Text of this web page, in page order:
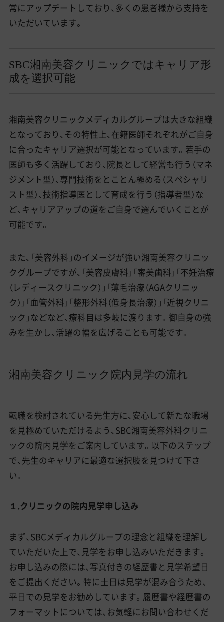
常にアップデートしており、多くの患者様から支持を
いただいています。
SBC湘南美容クリニックではキャリア形
成を選択可能
湘南美容クリニックメディカルグループは大きな組織
となっており、その特性上、在籍医師それぞれがご自身
に合ったキャリア選択が可能となっています。若手の
医師も多く活躍しており、院長として経営も行う（マネ
ジメント型）、専門技術をとことん極める（スペシャリ
スト型）、技術指導医として育成を行う（指導者型）な
ど、キャリアアップの道をご自身で選んでいくことが
可能です。
また、「美容外科」のイメージが強い湘南美容クリニッ
クグループですが、「美容皮膚科」「審美歯科」「不妊治療
（レディースクリニック）」「薄毛治療（AGAクリニッ
ク）」「血管外科」「整形外科（低身長治療）」「近視クリニ
ック」などなど、療科目は多岐に渡ります。御自身の強
みを生かし、活躍の幅を広げることも可能です。
湘南美容クリニック院内見学の流れ
転職を検討されている先生方に、安心して新たな職場
を見極めていただけるよう、SBC湘南美容外科クリニ
ックの院内見学をご案内しています。以下のステップ
で、先生のキャリアに最適な選択肢を見つけて下さ
い。
１.クリニックの院内見学申し込み
まず、SBCメディカルグループの理念と組織を理解し
ていただいた上で、見学をお申し込みいただきます。
お申し込みの際には、写真付きの経歴書と見学希望日
をご提出ください。特に土日は見学が混み合うため、
平日での見学をお勧めしています。履歴書や経歴書の
フォーマットについては、お気軽にお問い合わせくだ